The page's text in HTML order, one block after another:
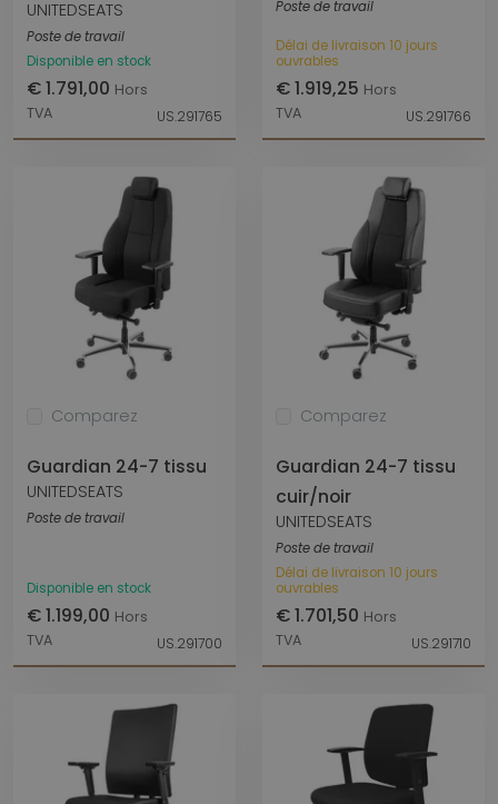
UNITEDSEATS
Poste de travail
Disponible en stock
€ 1.791,00 Hors
TVA
US.291765
Poste de travail
Délai de livraison 10 jours
ouvrables
€ 1.919,25 Hors
TVA
US.291766
Comparez
Guardian 24-7 tissu
UNITEDSEATS
Poste de travail
Disponible en stock
€ 1.199,00 Hors
TVA
US.291700
Comparez
Guardian 24-7 tissu
cuir/noir
UNITEDSEATS
Poste de travail
Délai de livraison 10 jours
ouvrables
€ 1.701,50 Hors
TVA
US.291710